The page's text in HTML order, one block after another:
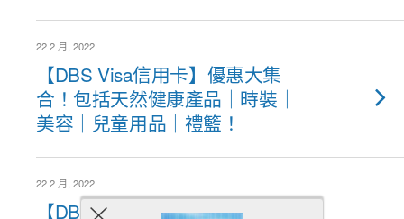
22 2 月, 2022
【DBS Visa信用卡】優惠大集
合！包括天然健康產品｜時裝｜
美容｜兒童用品｜禮籃！
22 2 月, 2022
【DBS信用卡NIKE.COM優惠】